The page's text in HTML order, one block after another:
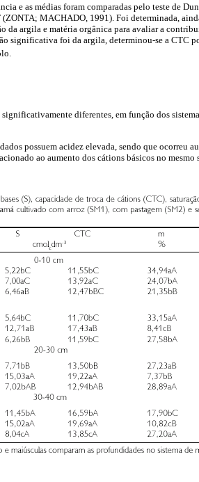
e as médias foram comparadas pelo teste de
MACHADO, 1991). Foi determinada,
da argila e matéria orgânica para avaliar a
significativa foi da argila, determinou-se a CTC
diferentes, em função dos
possuem acidez elevada, sendo que ocorreu
ao aumento dos cátions básicos no mesmo